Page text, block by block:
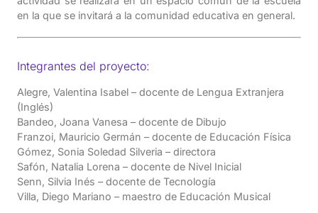
en la que se invitará a la comunidad educativa en general.
Integrantes del proyecto:
Alegre, Valentina Isabel – docente de Lengua Extranjera
(Inglés)
Bandeo, Joana Vanesa – docente de Dibujo
Franzoi, Mauricio Germán – docente de Educación Física
Gómez, Sonia Soledad Silveria – directora
Safón, Natalia Lorena – docente de Nivel Inicial
Senn, Silvia Inés – docente de Tecnología
Villa, Diego Mariano – maestro de Educación Musical